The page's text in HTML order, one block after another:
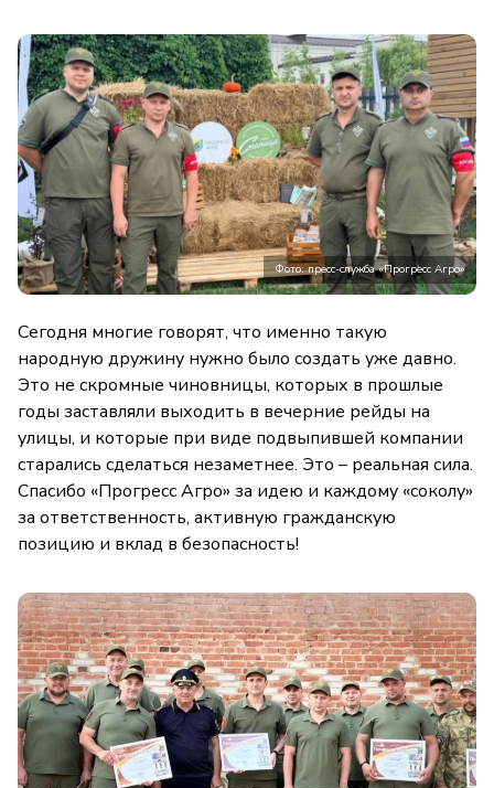
Фото: пресс-служба «Прогресс Агро»
Сегодня многие говорят, что именно такую
народную дружину нужно было создать уже давно.
Это не скромные чиновницы, которых в прошлые
годы заставляли выходить в вечерние рейды на
улицы, и которые при виде подвыпившей компании
старались сделаться незаметнее. Это – реальная сила.
Спасибо «Прогресс Агро» за идею и каждому «соколу»
за ответственность, активную гражданскую
позицию и вклад в безопасность!